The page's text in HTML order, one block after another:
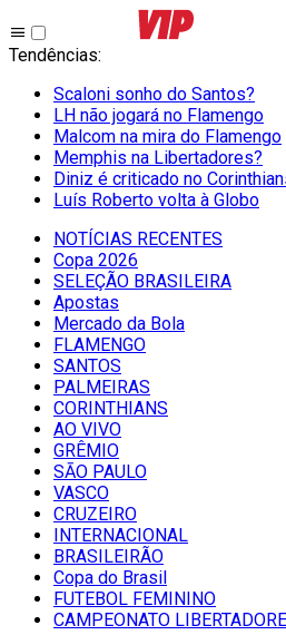
Tendências:
Scaloni sonho do Santos?
LH não jogará no Flamengo
Malcom na mira do Flamengo
Memphis na Libertadores?
Diniz é criticado no
Luís Roberto volta à Globo
NOTÍCIAS RECENTES
Copa 2026
SELEÇÃO BRASILEIRA
Apostas
Mercado da Bola
FLAMENGO
SANTOS
PALMEIRAS
CORINTHIANS
AO VIVO
GRÊMIO
SĀO PAULO
VASCO
CRUZEIRO
INTERNACIONAL
BRASILEIRÃO
Copa do Brasil
FUTEBOL FEMININO
CAMPEONATO